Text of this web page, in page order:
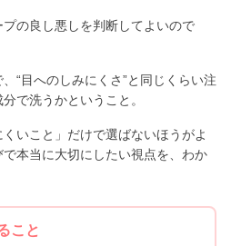
の良し悪しを判断してよいので
“目へのしみにくさ”と同じくらい注
で洗うかということ。
いこと」だけで選ばないほうがよ
本当に大切にしたい視点を、わか
こと